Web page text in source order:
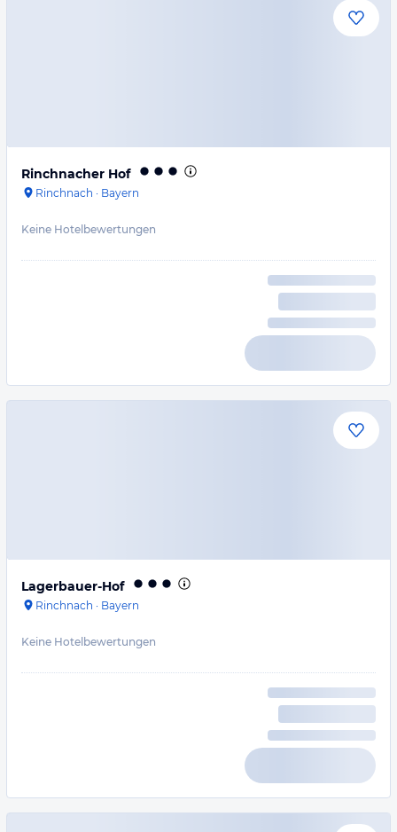
Rinchnacher Hof
Rinchnach · Bayern
Keine Hotelbewertungen
Lagerbauer-Hof
Rinchnach · Bayern
Keine Hotelbewertungen